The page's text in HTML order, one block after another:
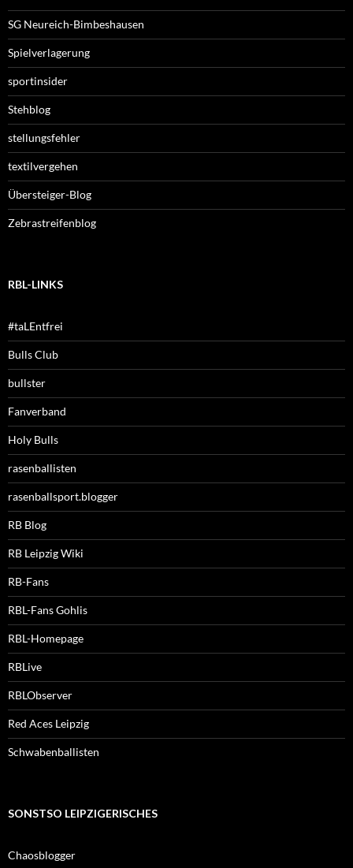
SG Neureich-Bimbeshausen
Spielverlagerung
sportinsider
Stehblog
stellungsfehler
textilvergehen
Übersteiger-Blog
Zebrastreifenblog
RBL-LINKS
#taLEntfrei
Bulls Club
bullster
Fanverband
Holy Bulls
rasenballisten
rasenballsport.blogger
RB Blog
RB Leipzig Wiki
RB-Fans
RBL-Fans Gohlis
RBL-Homepage
RBLive
RBLObserver
Red Aces Leipzig
Schwabenballisten
SONSTSO LEIPZIGERISCHES
Chaosblogger